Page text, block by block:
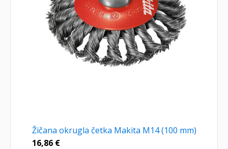
Žičana okrugla četka Makita M14 (100 mm)
16,86 €